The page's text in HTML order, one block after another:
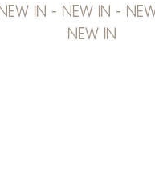
IN - NEW IN -
NEW IN